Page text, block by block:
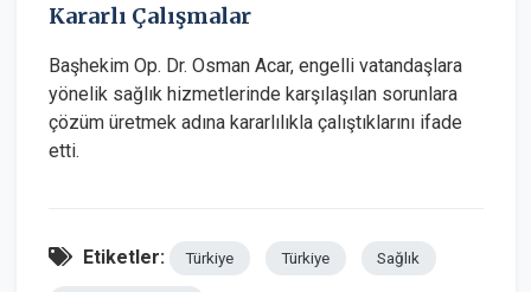
Kararlı Çalışmalar
Başhekim Op. Dr. Osman Acar, engelli vatandaşlara
yönelik sağlık hizmetlerinde karşılaşılan sorunlara
çözüm üretmek adına kararlılıkla çalıştıklarını ifade
etti.
Etiketler: Türkiye Türkiye Sağlık